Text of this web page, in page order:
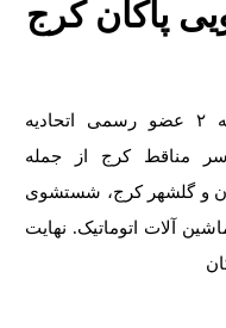
پاکان کرج
قالیشویی و مبل شویی پاکان شعبه ۲ عضو رسمی اتحادیه
مناقط کرج از جمله
و گلشهر کرج، شستشوی
آلات اتوماتیک. نهایت